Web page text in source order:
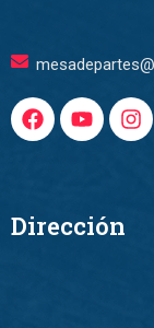
Dirección